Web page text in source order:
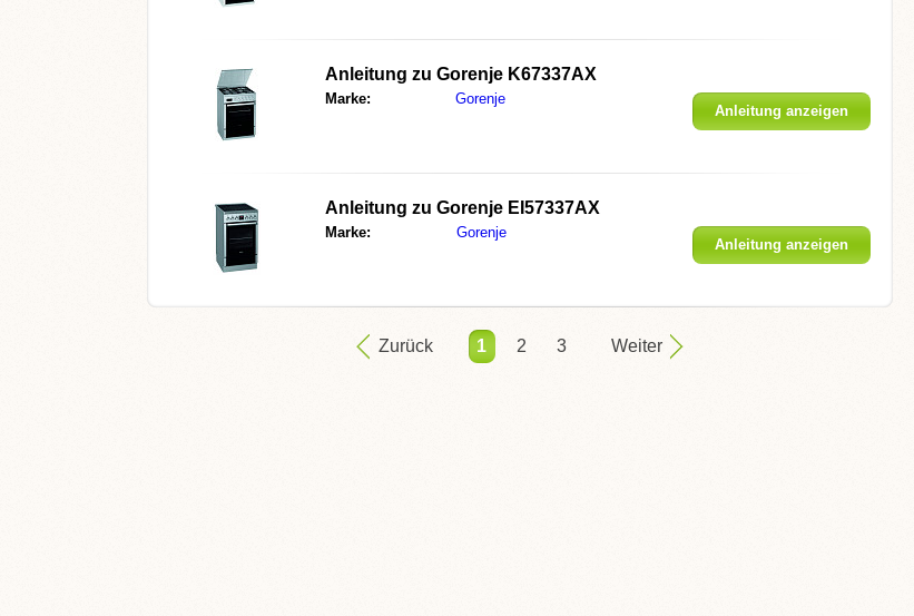
Anleitung zu Gorenje K67337AX
Marke: Gorenje
Anleitung anzeigen
Anleitung zu Gorenje EI57337AX
Marke: Gorenje
Anleitung anzeigen
Zurück 1 2 3 Weiter